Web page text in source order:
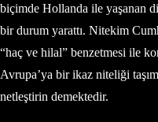
biçimde Hollanda ile yaşanan
bir durum yarattı. Nitekim
“haç ve hilal” benzetmesi ile
Avrupa’ya bir ikaz niteliği
netleştirin demektedir.